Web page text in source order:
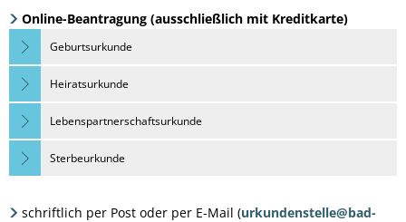
Online-Beantragung (ausschließlich mit Kreditkarte)
Geburtsurkunde
Heiratsurkunde
Lebenspartnerschaftsurkunde
Sterbeurkunde
schriftlich per Post oder per E-Mail (urkundenstelle@bad-